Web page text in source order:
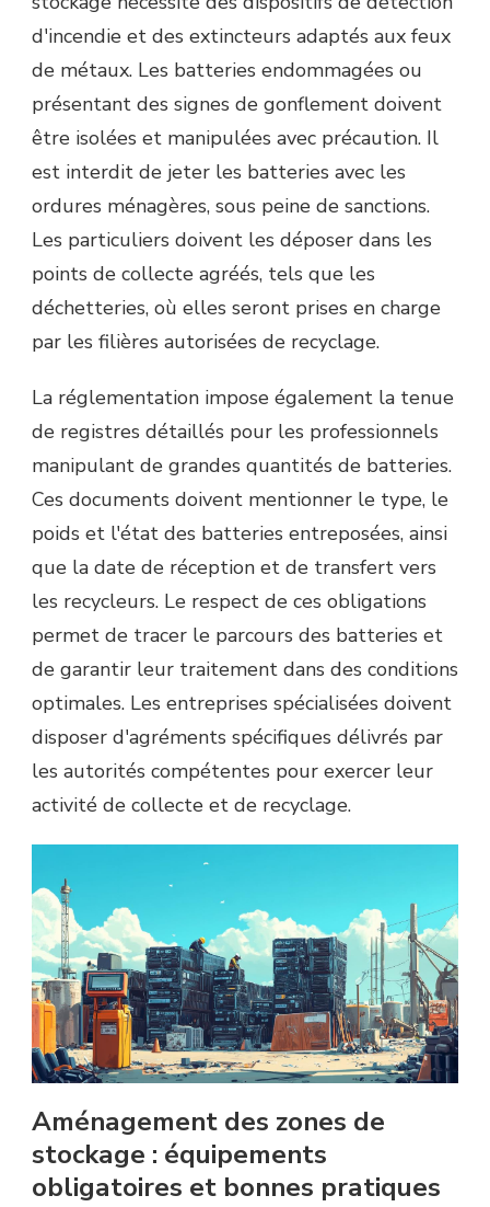
d'incendie et des extincteurs adaptés aux feux
de métaux. Les batteries endommagées ou
présentant des signes de gonflement doivent
être isolées et manipulées avec précaution. Il
est interdit de jeter les batteries avec les
ordures ménagères, sous peine de sanctions.
Les particuliers doivent les déposer dans les
points de collecte agréés, tels que les
déchetteries, où elles seront prises en charge
par les filières autorisées de recyclage.
La réglementation impose également la tenue
de registres détaillés pour les professionnels
manipulant de grandes quantités de batteries.
Ces documents doivent mentionner le type, le
poids et l'état des batteries entreposées, ainsi
que la date de réception et de transfert vers
les recycleurs. Le respect de ces obligations
permet de tracer le parcours des batteries et
de garantir leur traitement dans des conditions
optimales. Les entreprises spécialisées doivent
disposer d'agréments spécifiques délivrés par
les autorités compétentes pour exercer leur
activité de collecte et de recyclage.
Aménagement des zones de
stockage : équipements
obligatoires et bonnes pratiques